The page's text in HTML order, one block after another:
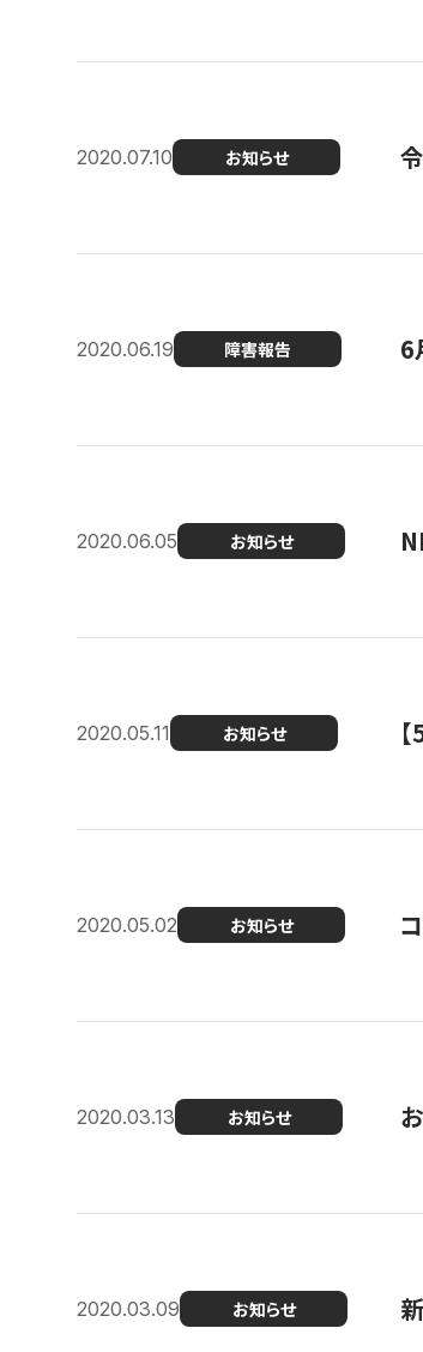
2020.07.10 お知らせ
2020.06.19 障害報告 6
2020.06.05 お知らせ
2020.05.11 お知らせ
2020.05.02 お知らせ
2020.03.13 お知らせ
2020.03.09 お知らせ